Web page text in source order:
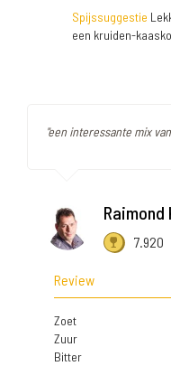
Spijssuggestie
een kruiden-
"een interessante mix
Raimond
7.920
Review
Zoet
Zuur
Bitter